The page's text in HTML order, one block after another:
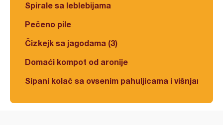
Spirale sa leblebijama
Pečeno pile
Čizkejk sa jagodama (3)
Domaći kompot od aronije
Sipani kolač sa ovsenim pahuljicama i višnjama